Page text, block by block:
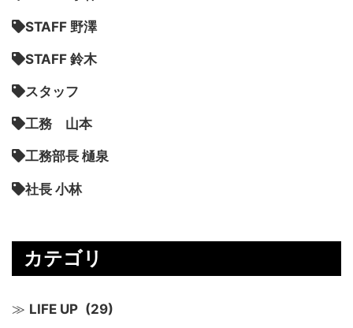
STAFF 野澤
STAFF 鈴木
スタッフ
工務 山本
工務部長 樋泉
社長 小林
カテゴリ
LIFE UP (29)